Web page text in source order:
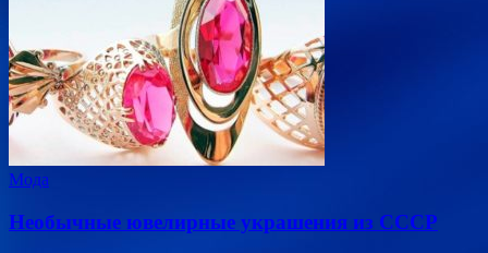
Мода
Необычные ювелирные украшения из СССР